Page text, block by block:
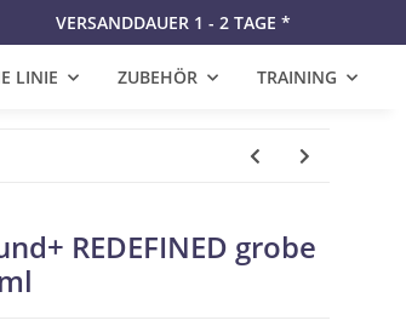
VERSANDDAUER 1 - 2 TAGE *
LINIE ZUBEHÖR TRAINING
REDEFINED grobe